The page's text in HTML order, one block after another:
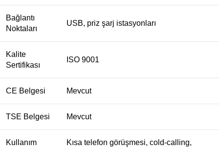
Bağlantı
Noktaları
USB, priz şarj istasyonları
Kalite
Sertifikası
ISO 9001
CE Belgesi Mevcut
TSE Belgesi Mevcut
Kullanım
Kısa telefon görüşmesi, cold-calling,